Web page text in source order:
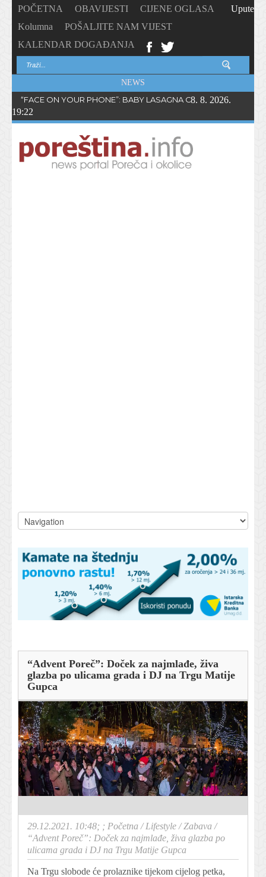
POČETNA OBAVIJESTI
CIJENE OGLASA
Kolumna
POŠALJITE NAM VIJEST
KALENDAR DOGAĐANJA
Upute
NEWS
“FACE ON YOUR PHONE”: BABY LASAGNA OBJAVIO NOVI
8. 8. 2026.
19:22
“Advent Poreč”: Doček za najmlađe, živa
glazba po ulicama grada i DJ na Trgu Matije
Gupca
29.12.2021. 10:48; ; Početna /Lifestyle /Zabava /
“Advent Poreč”: Doček za najmlađe, živa glazba po
ulicama grada i DJ na Trgu Matije Gupca
Na Trgu slobode će prolaznike tijekom cijelog petka,